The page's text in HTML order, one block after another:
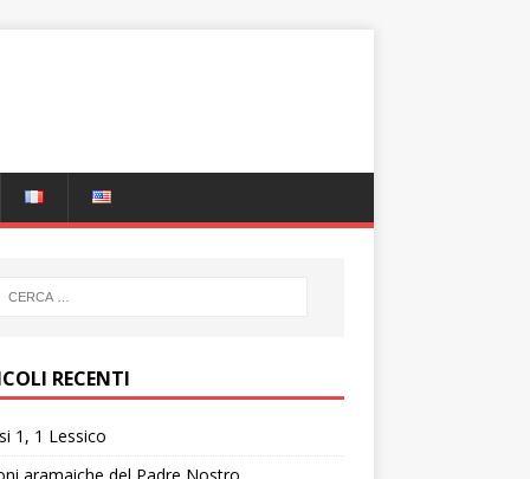
RECENTI
1, 1 Lessico
aramaiche del Padre Nostro